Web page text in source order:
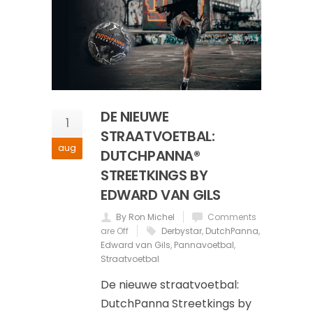
1
aug
DE NIEUWE
STRAATVOETBAL:
DUTCHPANNA®
STREETKINGS BY
EDWARD VAN GILS
By Ron Michel
Comments
are Off
Derbystar, DutchPanna,
Edward van Gils, Pannavoetbal,
Straatvoetbal
De nieuwe straatvoetbal:
DutchPanna Streetkings by